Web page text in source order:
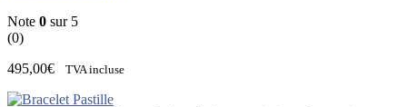
Note 0 sur 5
(0)
495,00€ TVA incluse